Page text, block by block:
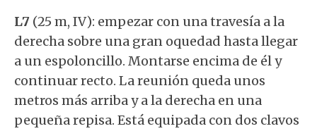
L7 (25 m, IV): empezar con una travesía a la
derecha sobre una gran oquedad hasta llegar
a un espoloncillo. Montarse encima de él y
continuar recto. La reunión queda unos
metros más arriba y a la derecha en una
pequeña repisa. Está equipada con dos clavos